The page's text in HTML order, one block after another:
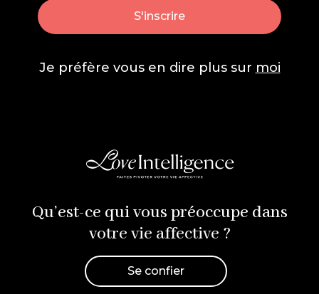
Je préfère vous en dire plus sur moi
Qu’est-ce qui vous préoccupe dans
votre vie affective ?
Se confier